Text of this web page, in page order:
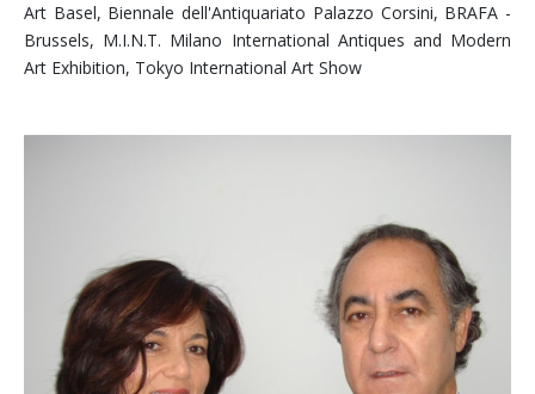
Art Basel, Biennale dell'Antiquariato Palazzo Corsini, BRAFA -
Brussels, M.I.N.T. Milano International Antiques and Modern
Art Exhibition, Tokyo International Art Show